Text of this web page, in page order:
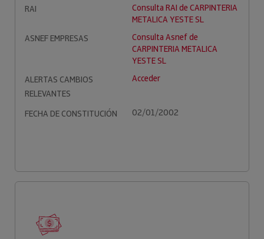
RAI
Consulta RAI de CARPINTERIA
METALICA YESTE SL
ASNEF EMPRESAS
Consulta Asnef de
CARPINTERIA METALICA
YESTE SL
ALERTAS CAMBIOS
RELEVANTES
Acceder
FECHA DE CONSTITUCIÓN 02/01/2002